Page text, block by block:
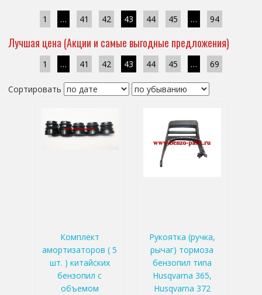
1 … 41 42 43 44 45 … 94
Лучшая цена (Акции и самые выгодные предложения)
1 … 41 42 43 44 45 … 69
Сортировать
Комплект
амортизаторов ( 5
шт. ) китайских
бензопил с
объемом
Рукоятка (ручка,
рычаг) тормоза
бензопил типа
Husqvarna 365,
Husqvarna 372